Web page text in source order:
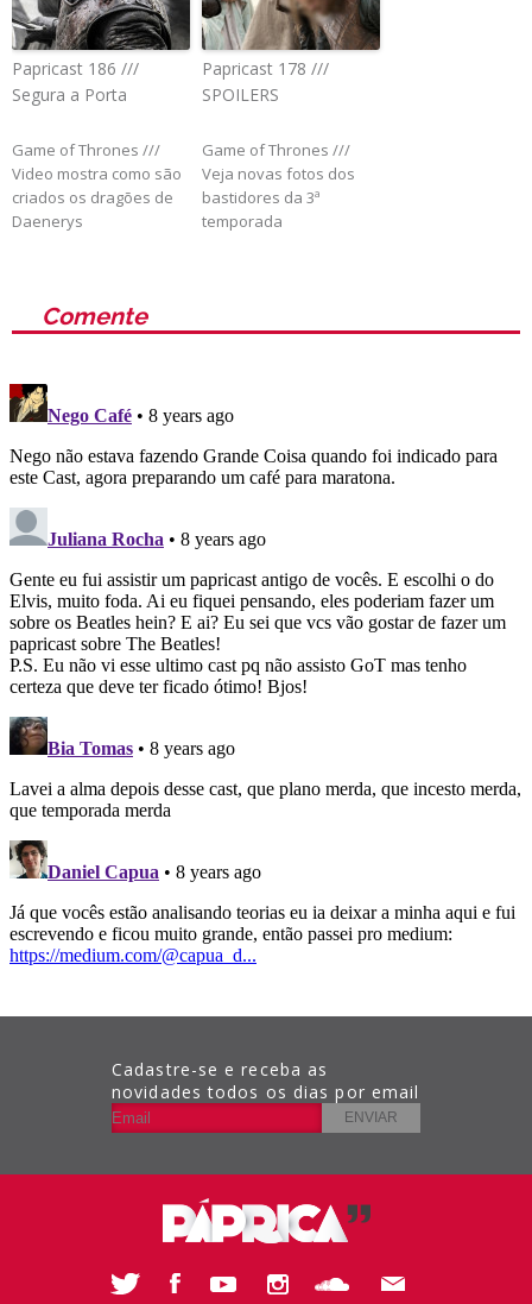
Papricast 186 ///
Segura a Porta
Papricast 178 ///
SPOILERS
Game of Thrones ///
Video mostra como são
criados os dragões de
Daenerys
Game of Thrones ///
Veja novas fotos dos
bastidores da 3ª
temporada
Comente
Cadastre-se e receba as
novidades todos os dias por email